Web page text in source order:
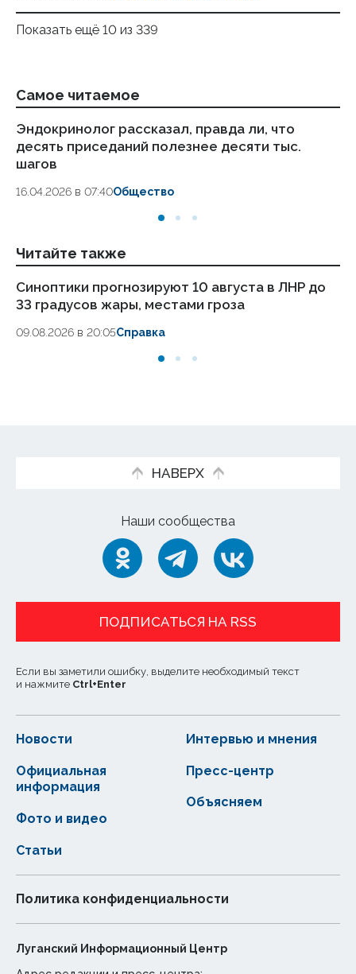
Показать ещё 10 из 339
Самое читаемое
Эндокринолог рассказал, правда ли, что
десять приседаний полезнее десяти тыс.
шагов
16.04.2026 в 07:40Общество
Читайте также
Синоптики прогнозируют 10 августа в ЛНР до
33 градусов жары, местами гроза
09.08.2026 в 20:05Справка
НАВЕРХ
Наши сообщества
ПОДПИСАТЬСЯ НА RSS
Если вы заметили ошибку, выделите необходимый текст
и нажмите Ctrl+Enter
Новости
Статьи
Официальная
информация
Интервью и мнения
Фото и видео
Пресс-центр
Объясняем
Политика конфиденциальности
Луганский Информационный Центр